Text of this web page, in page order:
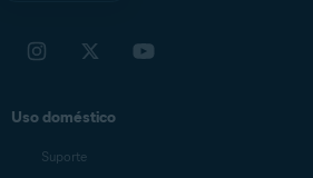
Uso doméstico
Suporte